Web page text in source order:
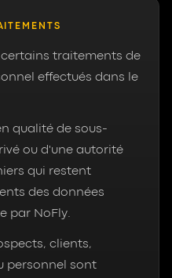
certains traitements de
effectués dans le
qualité de sous-
ou d'une autorité
qui restent
des données
par NoFly.
clients,
personnel sont